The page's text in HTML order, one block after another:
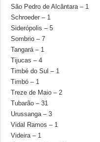
São Pedro de Alcântara – 1
Schroeder – 1
Siderópolis – 5
Sombrio – 7
Tangará – 1
Tijucas – 4
Timbé do Sul – 1
Timbó – 1
Treze de Maio – 2
Tubarão – 31
Urussanga – 3
Vidal Ramos – 1
Videira – 1